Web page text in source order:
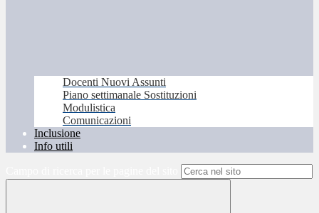
Docenti Nuovi Assunti
Piano settimanale Sostituzioni
Modulistica
Comunicazioni
Inclusione
Info utili